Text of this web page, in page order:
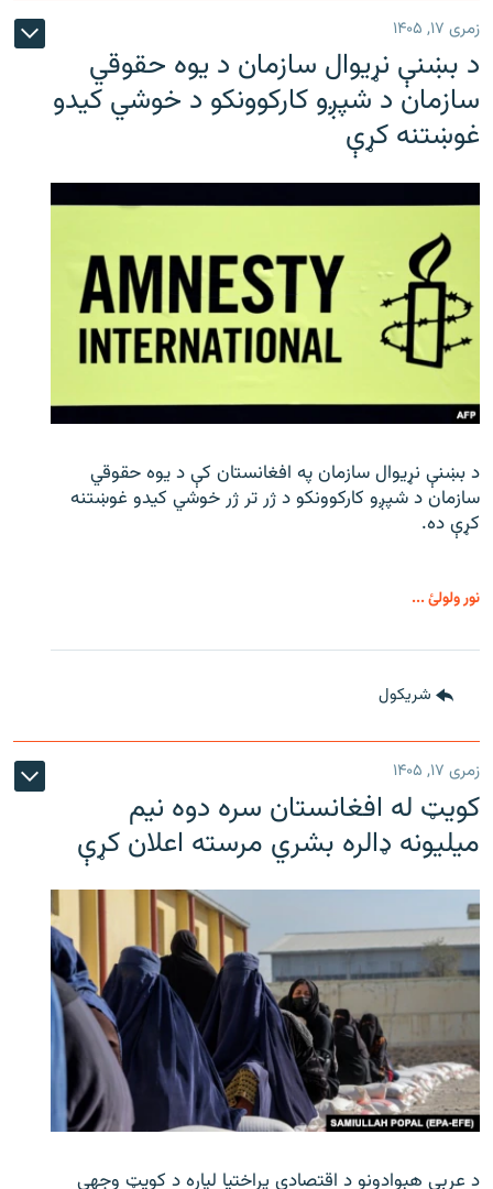
زمری ۱۷, ۱۴۰۵
د بښنې نړیوال سازمان د یوه حقوقي
سازمان د شپږو کارکوونکو د خوشي کیدو
غوښتنه کړې
د بښنې نړیوال سازمان په افغانستان کې د یوه حقوقي
سازمان د شپږو کارکوونکو د ژر تر ژر خوشي کیدو غوښتنه
کړې ده.
نور ولولئ ...
شريکول
زمری ۱۷, ۱۴۰۵
کویټ له افغانستان سره دوه نیم
میلیونه ډالره بشري مرسته اعلان کړې
د عربي هېوادونو د اقتصادي پراختیا لپاره د کویټ وجهي